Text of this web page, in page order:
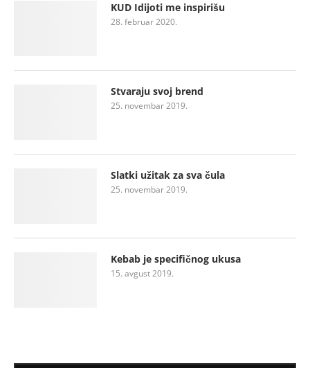
KUD Idijoti me inspirišu
28. februar 2020.
Stvaraju svoj brend
25. novembar 2019.
Slatki užitak za sva čula
25. novembar 2019.
Kebab je specifičnog ukusa
15. avgust 2019.